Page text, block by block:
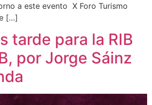
a este evento X Foro Turismo
[…]
tarde para la RIB
por Jorge Sáinz